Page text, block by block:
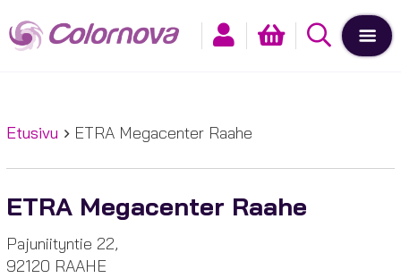
Etusivu ETRA Megacenter Raahe
ETRA Megacenter Raahe
Pajuniityntie 22,
92120 RAAHE